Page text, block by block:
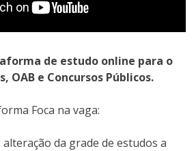
de estudo online para o
OAB e Concursos Públicos.
Foca na vaga:
da grade de estudos a